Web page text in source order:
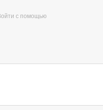
с помощью